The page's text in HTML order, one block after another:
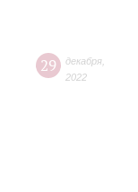
29 декабря
2022